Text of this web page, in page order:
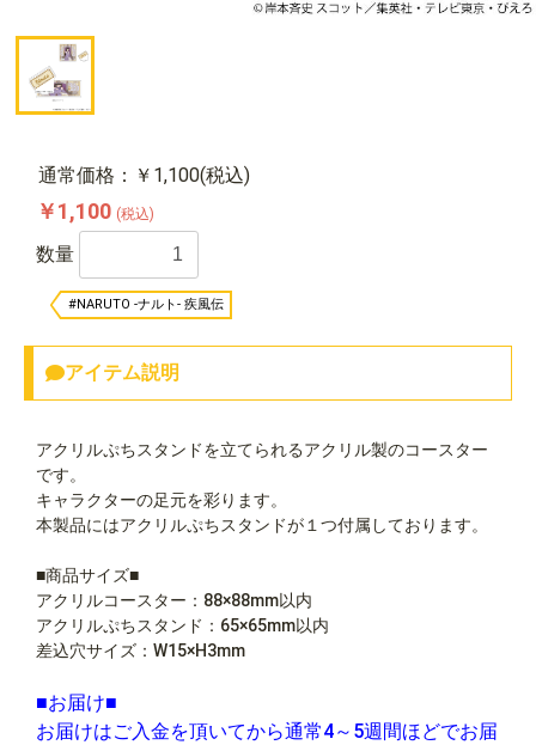
通常価格：￥1,100(税込)
￥1,100 (税込)
数量
#NARUTO -ナルト- 疾風伝
アイテム説明
アクリルぷちスタンドを立てられるアクリル製のコースター
です。
キャラクターの足元を彩ります。
本製品にはアクリルぷちスタンドが１つ付属しております。
■商品サイズ■
アクリルコースター：88×88mm以内
アクリルぷちスタンド：65×65mm以内
差込穴サイズ：W15×H3mm
■お届け■
お届けはご入金を頂いてから通常4～5週間ほどでお届